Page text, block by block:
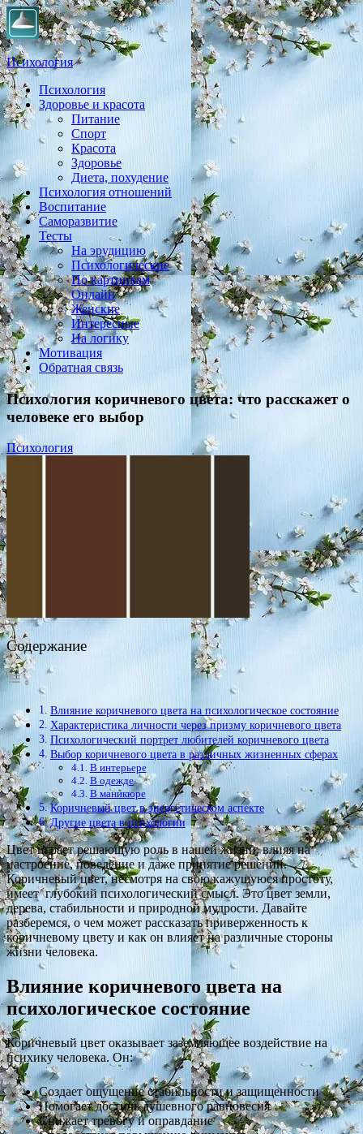
Психология
Практическая психология, личностный рост, экология,
здоровье, воспитание,
Психология
Здоровье и красота
Питание
Спорт
Красота
Здоровье
Диета, похудение
Психология отношений
Воспитание
Саморазвитие
Тесты
На эрудицию
Психологические
По картинкам
Онлайн
Женские
Интересные
На логику
Мотивация
Обратная связь
Психология коричневого цвета: что расскажет о
человеке его выбор
Психология
Содержание
Влияние коричневого цвета на психологическое состояние
Характеристика личности через призму коричневого цвета
Психологический портрет любителей коричневого цвета
Выбор коричневого цвета в различных жизненных сферах
В интерьере
В одежде
В маникюре
Коричневый цвет в энергетическом аспекте
Другие цвета в психологии
Цвет играет решающую роль в нашей жизни, влияя на
настроение, поведение и даже принятие решений.
Коричневый цвет, несмотря на свою кажущуюся простоту,
имеет глубокий психологический смысл. Это цвет земли,
дерева, стабильности и природной мудрости. Давайте
разберемся, о чем может рассказать приверженность к
коричневому цвету и как он влияет на различные стороны
жизни человека.
Влияние коричневого цвета на
психологическое состояние
Коричневый цвет оказывает заземляющее воздействие на
психику человека. Он:
Создает ощущение стабильности и защищенности
Помогает достичь душевного равновесия
Снижает тревогу и оправдание